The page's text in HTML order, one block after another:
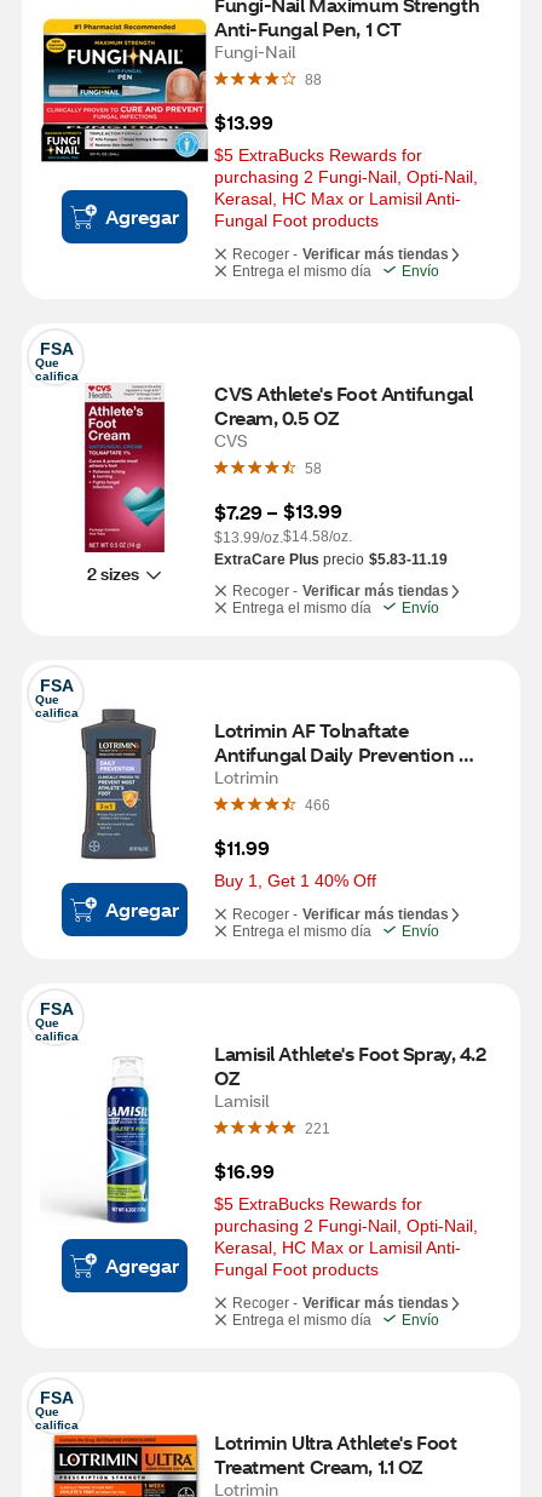
Agregar
Anti-Fungal Pen, 1 CT
Fungi-Nail
88
$13.99
$5 ExtraBucks Rewards for
purchasing 2 Fungi-Nail, Opti-Nail,
Kerasal, HC Max or Lamisil Anti-
Fungal Foot products
Recoger - Verificar más tiendas
Entrega el mismo día
Envío
FSA
Que
califica
2 sizes
CVS Athlete's Foot Antifungal
Cream, 0.5 OZ
CVS
58
$7.29 –
$13.99/oz.
$13.99
$14.58/oz.
ExtraCare Plus precio $5.83-11.19
Recoger - Verificar más tiendas
Entrega el mismo día
Envío
FSA
Que
califica
Agregar
Lotrimin AF Tolnaftate
Antifungal Daily Prevention
Medicated Foot Powder, 3 OZ
Lotrimin
466
$11.99
Buy 1, Get 1 40% Off
Recoger - Verificar más tiendas
Entrega el mismo día
Envío
FSA
Que
califica
Agregar
Lamisil Athlete's Foot Spray, 4.2
OZ
Lamisil
221
$16.99
$5 ExtraBucks Rewards for
purchasing 2 Fungi-Nail, Opti-Nail,
Kerasal, HC Max or Lamisil Anti-
Fungal Foot products
Recoger - Verificar más tiendas
Entrega el mismo día
Envío
FSA
Que
califica
Lotrimin Ultra Athlete's Foot
Treatment Cream, 1.1 OZ
Lotrimin